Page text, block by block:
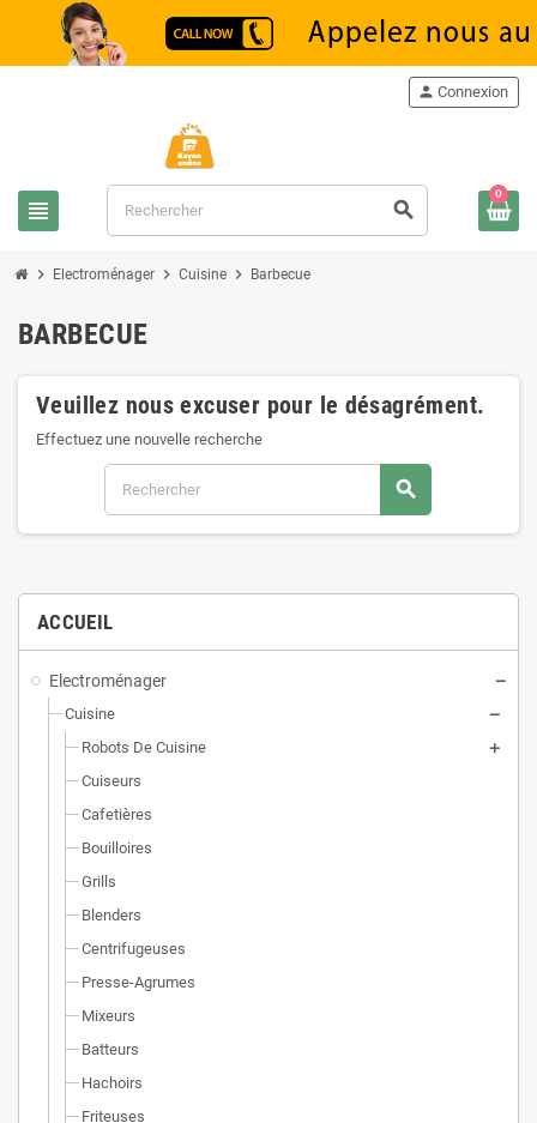
view_headline search
person Connexion
0
chevron_right Electroménager chevron_right Cuisine chevron_right Barbecue
ACCUEIL
Electroménager
Cuisine
Robots De Cuisine
Cuiseurs
Cafetières
Bouilloires
Grills
Blenders
Centrifugeuses
Presse-Agrumes
Mixeurs
Batteurs
Hachoirs
Friteuses
BARBECUE
Veuillez nous excuser pour le désagrément.
Effectuez une nouvelle recherche
search